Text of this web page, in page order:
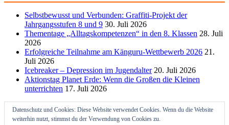
Selbstbewusst und Verbunden: Graffiti-Projekt der
Jahrgangsstufen 8 und 9 30. Juli 2026
Thementage „Alltagskompetenzen“ in den 8. Klassen 28. Juli
2026
Erfolgreiche Teilnahme am Känguru-Wettbewerb 2026 21.
Juli 2026
Icebreaker – Depression im Jugendalter 20. Juli 2026
Aktionstag Planet Erde: Wenn die Großen die Kleinen
unterrichten 17. Juli 2026
Datenschutz und Cookies: Diese Website verwendet Cookies. Wenn du die Website
weiterhin nutzt, stimmst du der Verwendung von Cookies zu.